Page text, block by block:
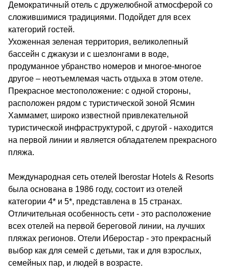
​Демократичный отель с дружелюбной атмосферой со
сложившимися традициями. Подойдет для всех
категорий гостей.
Ухоженная зеленая территория, великолепный
бассейн с джакузи и с шезлонгами в воде,
продуманное убранство номеров и многое-многое
другое – неотъемлемая часть отдыха в этом отеле.
Прекрасное местоположение: с одной стороны,
расположен рядом с туристической зоной Ясмин
Хаммамет, широко известной привлекательной
туристической инфраструктурой, с другой - находится
на первой линии и является обладателем прекрасного
пляжа.
Международная сеть отелей Iberostar Hotels & Resorts
была основана в 1986 году, состоит из отелей
категории 4* и 5*, представлена в 15 странах.
Отличительная особенность сети - это расположение
всех отелей на первой береговой линии, на лучших
пляжах регионов. Отели Иберостар - это прекрасный
выбор как для семей с детьми, так и для взрослых,
семейных пар, и людей в возрасте.